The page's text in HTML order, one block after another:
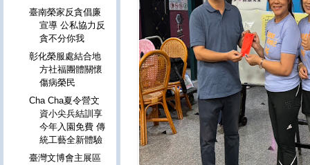
臺南榮家反貪倡廉
宣導 公私協力反
貪不分你我
彰化榮服處結合地
方社福團體關懷
傷病榮民
Cha Cha夏令營文
資小尖兵結訓享
今年入園免費 傳
統工藝全新體驗
臺灣文博會主展區